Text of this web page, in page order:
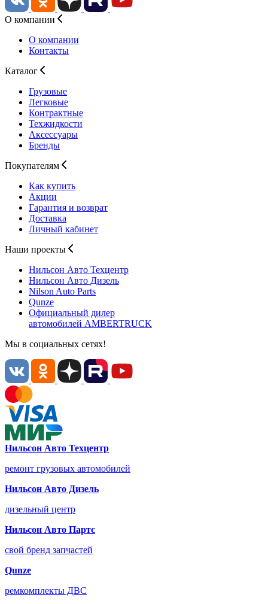
О компании
О компании
Контакты
Каталог
Грузовые
Легковые
Контрактные
Техжидкости
Аксессуары
Бренды
Покупателям
Как купить
Акции
Гарантия и возврат
Доставка
Личный кабинет
Наши проекты
Нильсон Авто Техцентр
Нильсон Авто Дизель
Nilson Auto Parts
Qunze
Официальный дилер
автомобилей AMBERTRUCK
Мы в социальных сетях!
Нильсон Авто Техцентр
ремонт грузовых автомобилей
Нильсон Авто Дизель
дизельный центр
Нильсон Авто Партс
свой бренд запчастей
Qunze
ремкомплекты ДВС